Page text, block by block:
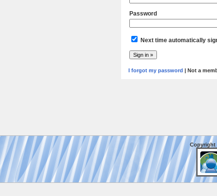
Password
Next time automatically
I forgot my password | Not a
Copyright